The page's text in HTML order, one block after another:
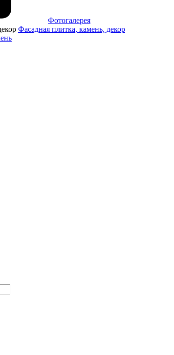
Фотогалерея
Фасадная плитка, камень, декор